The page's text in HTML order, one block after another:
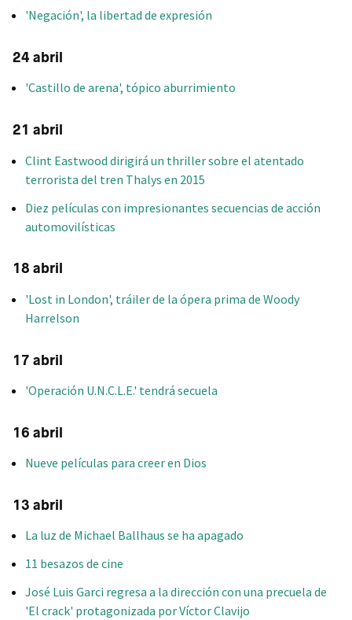
'Negación', la libertad de expresión
24 abril
'Castillo de arena', tópico aburrimiento
21 abril
Clint Eastwood dirigirá un thriller sobre el atentado
terrorista del tren Thalys en 2015
Diez películas con impresionantes secuencias de acción
automovilísticas
18 abril
'Lost in London', tráiler de la ópera prima de Woody
Harrelson
17 abril
'Operación U.N.C.L.E.' tendrá secuela
16 abril
Nueve películas para creer en Dios
13 abril
La luz de Michael Ballhaus se ha apagado
11 besazos de cine
José Luis Garci regresa a la dirección con una precuela de
'El crack' protagonizada por Víctor Clavijo